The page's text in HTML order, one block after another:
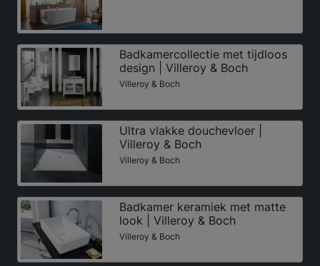
Badkamercollectie met tijdloos
design | Villeroy & Boch
Villeroy & Boch
Ultra vlakke douchevloer |
Villeroy & Boch
Villeroy & Boch
Badkamer keramiek met matte
look | Villeroy & Boch
Villeroy & Boch